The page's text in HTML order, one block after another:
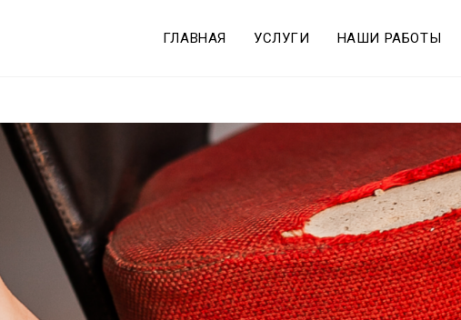
ГЛАВНАЯ УСЛУГИ НАШИ РАБОТЫ